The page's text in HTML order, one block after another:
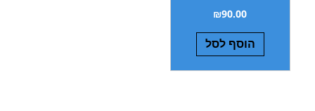
₪90.00
הוסף לסל